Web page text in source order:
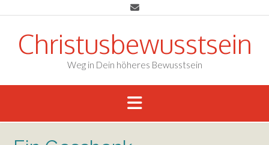
to
contentChristusbewusstsein
Weg in Dein höheres Bewusstsein